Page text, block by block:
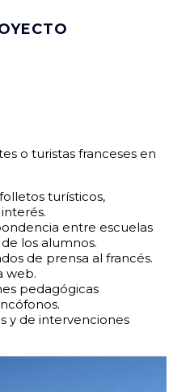
o turistas franceses en
turísticos,
entre escuelas
los alumnos.
de prensa al francés.
web.
pedagógicas
y de intervenciones